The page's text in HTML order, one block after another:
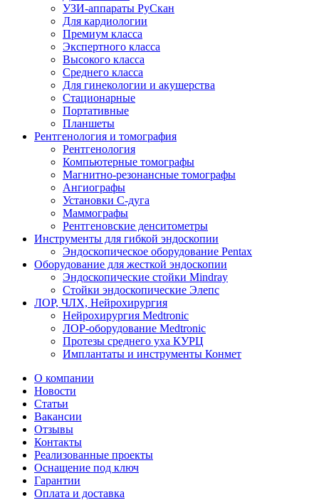
УЗИ-аппараты РуСкан
Для кардиологии
Премиум класса
Экспертного класса
Высокого класса
Среднего класса
Для гинекологии и акушерства
Стационарные
Портативные
Планшеты
Рентгенология и томография
Рентгенология
Компьютерные томографы
Магнитно-резонансные томографы
Ангиографы
Установки С-дуга
Маммографы
Рентгеновские денситометры
Инструменты для гибкой эндоскопии
Эндоскопическое оборудование Pentax
Оборудование для жесткой эндоскопии
Эндоскопические стойки Mindray
Стойки эндоскопические Элепс
ЛОР, ЧЛХ, Нейрохирургия
Нейрохирургия Medtronic
ЛОР-оборудование Medtronic
Протезы среднего уха КУРЦ
Имплантаты и инструменты Конмет
О компании
Новости
Статьи
Вакансии
Отзывы
Контакты
Реализованные проекты
Оснащение под ключ
Гарантии
Оплата и доставка